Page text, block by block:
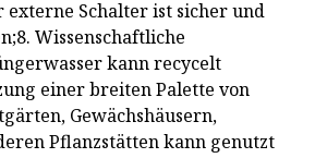
externe Schalter ist sicher und
Wissenschaftliche
kann recycelt
einer breiten Palette von
Gewächshäusern,
Pflanzstätten kann genutzt